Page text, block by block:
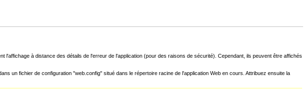
à distance des détails de l'erreur de l'application (pour des raisons de sécurité). Cependant, ils peuvent être affichés
un fichier de configuration "web.config" situé dans le répertoire racine de l'application Web en cours. Attribuez ensuite la